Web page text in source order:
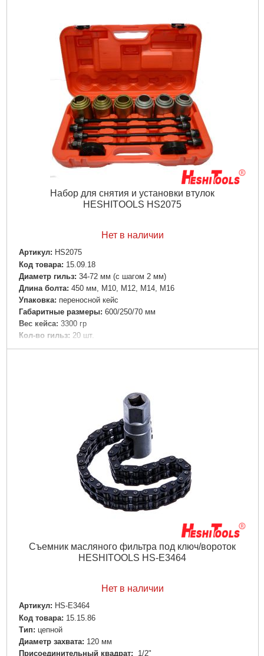
универсальный
Подробнее...
Набор для снятия и установки втулок
HESHITOOLS HS2075
Нет в наличии
Артикул: HS2075
Код товара: 15.09.18
Диаметр гильз: 34-72 мм (с шагом 2 мм)
Длина болта: 450 мм, M10, М12, М14, M16
Упаковка: переносной кейс
Габаритные размеры: 600/250/70 мм
Вес кейса: 3300 гр
Кол-во гильз: 20 шт.
Кол-во опорных дисков: 2 шт.
Съемник масляного фильтра под ключ/вороток
HESHITOOLS HS-E3464
Нет в наличии
Артикул: HS-E3464
Код товара: 15.15.86
Тип: цепной
Диаметр захвата: 120 мм
Присоединительный квадрат:
1/2"